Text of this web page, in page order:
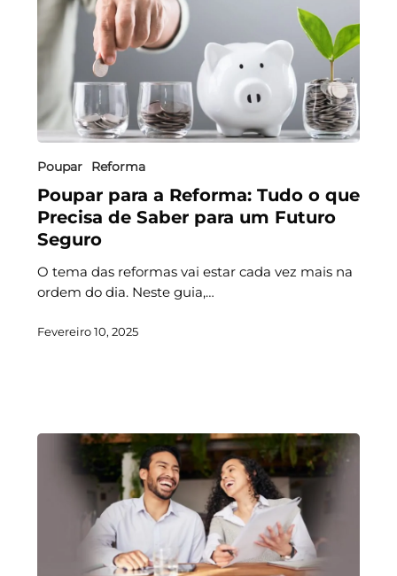
Poupar Reforma
Poupar para a Reforma: Tudo o que
Precisa de Saber para um Futuro
Seguro
O tema das reformas vai estar cada vez mais na
ordem do dia. Neste guia,…
Fevereiro 10, 2025